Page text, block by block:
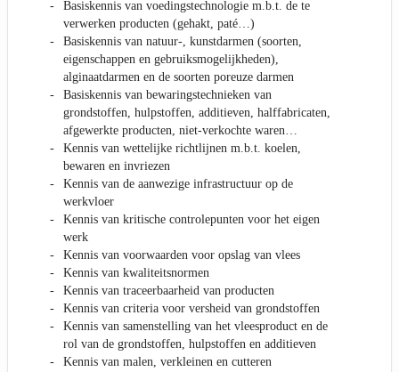
Basiskennis van voedingstechnologie m.b.t. de te
verwerken producten (gehakt, paté…)
Basiskennis van natuur-, kunstdarmen (soorten,
eigenschappen en gebruiksmogelijkheden),
alginaatdarmen en de soorten poreuze darmen
Basiskennis van bewaringstechnieken van
grondstoffen, hulpstoffen, additieven, halffabricaten,
afgewerkte producten, niet-verkochte waren…
Kennis van wettelijke richtlijnen m.b.t. koelen,
bewaren en invriezen
Kennis van de aanwezige infrastructuur op de
werkvloer
Kennis van kritische controlepunten voor het eigen
werk
Kennis van voorwaarden voor opslag van vlees
Kennis van kwaliteitsnormen
Kennis van traceerbaarheid van producten
Kennis van criteria voor versheid van grondstoffen
Kennis van samenstelling van het vleesproduct en de
rol van de grondstoffen, hulpstoffen en additieven
Kennis van malen, verkleinen en cutteren